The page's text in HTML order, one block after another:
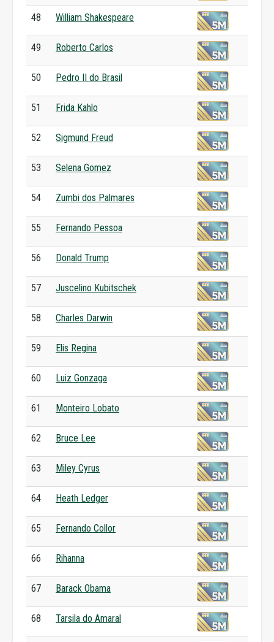
48 William Shakespeare
49 Roberto Carlos
50 Pedro II do Brasil
51 Frida Kahlo
52 Sigmund Freud
53 Selena Gomez
54 Zumbi dos Palmares
55 Fernando Pessoa
56 Donald Trump
57 Juscelino Kubitschek
58 Charles Darwin
59 Elis Regina
60 Luiz Gonzaga
61 Monteiro Lobato
62 Bruce Lee
63 Miley Cyrus
64 Heath Ledger
65 Fernando Collor
66 Rihanna
67 Barack Obama
68 Tarsila do Amaral